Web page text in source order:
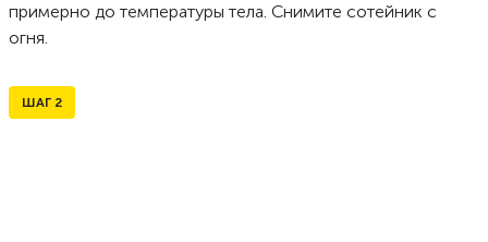
примерно до температуры тела. Снимите сотейник с
огня.
ШАГ 2